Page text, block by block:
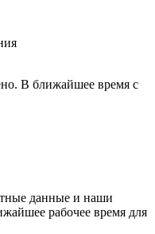
В ближайшее время с
данные и наши
рабочее время для